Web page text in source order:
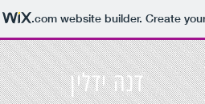
.comwebsite builder. Create
דנה ידלין